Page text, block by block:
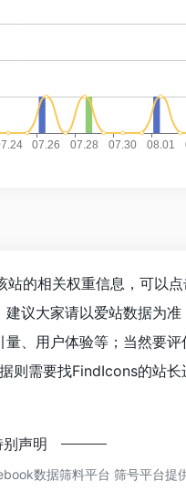
的相关权重信息，可以
议大家请以爱站数据为
、用户体验等；当然要
则需要找FindIcons的站
别声明
数据筛料平台 筛号平台提